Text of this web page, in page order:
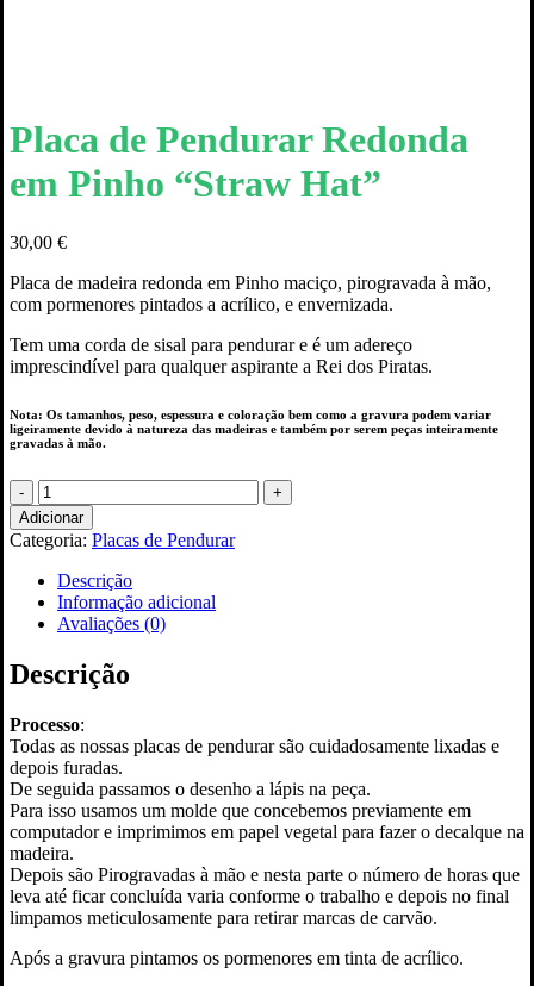
Placa de Pendurar Redonda
em Pinho “Straw Hat”
30,00 €
Placa de madeira redonda em Pinho maciço, pirogravada à mão,
com pormenores pintados a acrílico, e envernizada.
Tem uma corda de sisal para pendurar e é um adereço
imprescindível para qualquer aspirante a Rei dos Piratas.
Nota: Os tamanhos, peso, espessura e coloração bem como a gravura podem variar
ligeiramente devido à natureza das madeiras e também por serem peças inteiramente
gravadas à mão.
Quantidade
de
Placa
de
Pendurar
Redonda
em
Pinho
"Straw
Hat"
Adicionar
Categoria: Placas de Pendurar
Descrição
Informação adicional
Avaliações (0)
Descrição
Processo:
Todas as nossas placas de pendurar são cuidadosamente lixadas e
depois furadas.
De seguida passamos o desenho a lápis na peça.
Para isso usamos um molde que concebemos previamente em
computador e imprimimos em papel vegetal para fazer o decalque na
madeira.
Depois são Pirogravadas à mão e nesta parte o número de horas que
leva até ficar concluída varia conforme o trabalho e depois no final
limpamos meticulosamente para retirar marcas de carvão.
Após a gravura pintamos os pormenores em tinta de acrílico.